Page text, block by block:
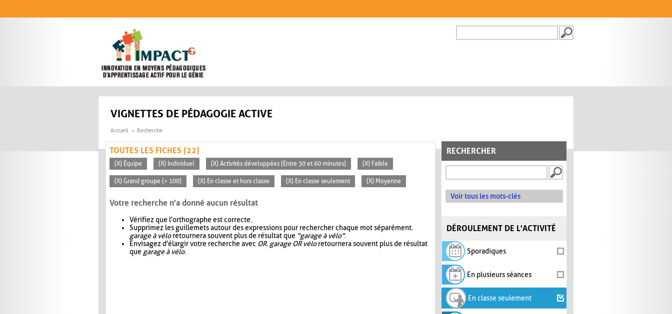
FORMULAIRE DE
VIGNETTES DE PÉDAGOGIE ACTIVE
Accueil Recherche
RECHERCHER
Voir tous les mots-clés
DÉROULEMENT DE L'ACTIVITÉ
Sporadiques
En plusieurs séances
En classe seulement
TOUTES LES FICHES (22)
(X) Équipe (X) Individuel (X) Activités développées (Entre 30 et 60 minutes) (X) Faible
(X) Grand groupe (> 100) (X) En classe et hors classe (X) En classe seulement (X) Moyenne
Votre recherche n'a donné aucun résultat
Vérifiez que l'orthographe est correcte.
Supprimez les guillemets autour des expressions pour rechercher chaque mot séparément.
garage à véloretournera souvent plus de résultat que "garage à vélo".
Envisagez d'élargir votre recherche avec OR. garage OR véloretournera souvent plus de résultat
que garage à vélo.